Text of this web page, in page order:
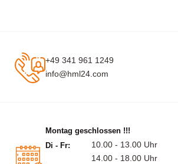
+49 341 961 1249
info@hml24.com
Montag geschlossen !!!
Di - Fr:
10.00 - 13.00 Uhr
14.00 - 18.00 Uhr